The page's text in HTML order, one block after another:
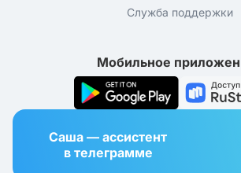
Служба поддержки
Мобильное
Саша — ассистент
в телеграмме